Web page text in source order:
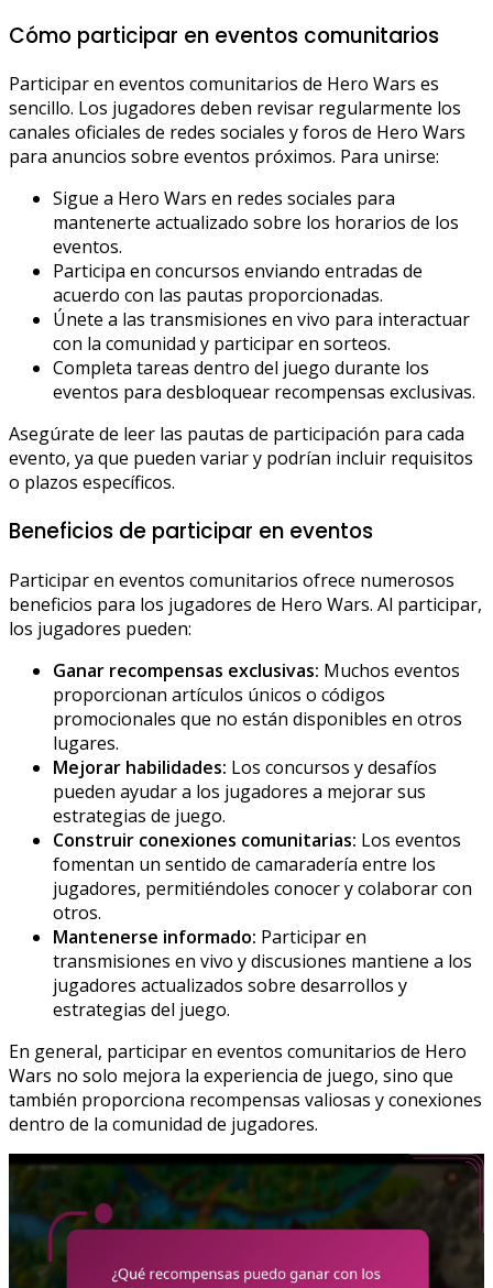
Cómo participar en eventos comunitarios
Participar en eventos comunitarios de Hero Wars es
sencillo. Los jugadores deben revisar regularmente los
canales oficiales de redes sociales y foros de Hero Wars
para anuncios sobre eventos próximos. Para unirse:
Sigue a Hero Wars en redes sociales para
mantenerte actualizado sobre los horarios de los
eventos.
Participa en concursos enviando entradas de
acuerdo con las pautas proporcionadas.
Únete a las transmisiones en vivo para interactuar
con la comunidad y participar en sorteos.
Completa tareas dentro del juego durante los
eventos para desbloquear recompensas exclusivas.
Asegúrate de leer las pautas de participación para cada
evento, ya que pueden variar y podrían incluir requisitos
o plazos específicos.
Beneficios de participar en eventos
Participar en eventos comunitarios ofrece numerosos
beneficios para los jugadores de Hero Wars. Al participar,
los jugadores pueden:
Ganar recompensas exclusivas: Muchos eventos
proporcionan artículos únicos o códigos
promocionales que no están disponibles en otros
lugares.
Mejorar habilidades: Los concursos y desafíos
pueden ayudar a los jugadores a mejorar sus
estrategias de juego.
Construir conexiones comunitarias: Los eventos
fomentan un sentido de camaradería entre los
jugadores, permitiéndoles conocer y colaborar con
otros.
Mantenerse informado: Participar en
transmisiones en vivo y discusiones mantiene a los
jugadores actualizados sobre desarrollos y
estrategias del juego.
En general, participar en eventos comunitarios de Hero
Wars no solo mejora la experiencia de juego, sino que
también proporciona recompensas valiosas y conexiones
dentro de la comunidad de jugadores.